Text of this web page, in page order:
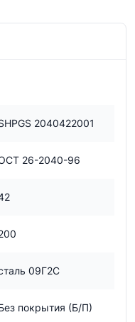
2040422001
26-2040-96
09Г2С
покрытия (Б/П)